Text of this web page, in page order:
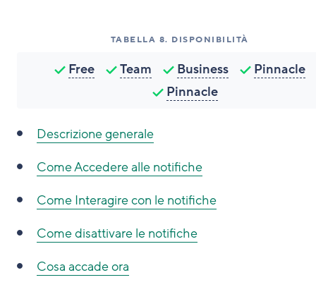
TABELLA 8. DISPONIBILITÀ
Free Team Business
Pinnacle
Pinnacle
Descrizione generale
ComeAccedere alle notifiche
Come Interagire con le notifiche
Come disattivare le notifiche
Cosa accade ora